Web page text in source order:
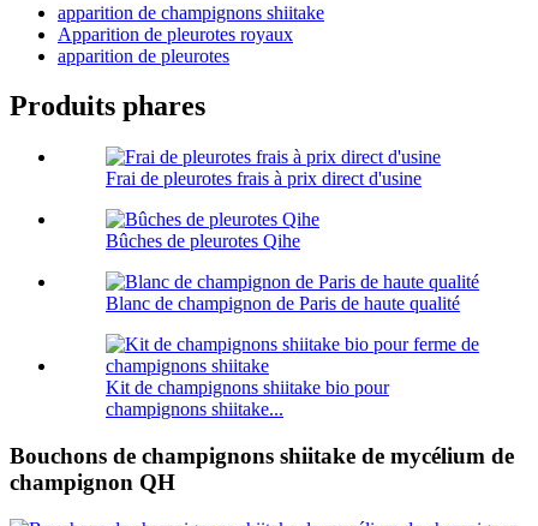
apparition de champignons shiitake
Apparition de pleurotes royaux
apparition de pleurotes
Produits phares
Frai de pleurotes frais à prix direct d'usine
Bûches de pleurotes Qihe
Blanc de champignon de Paris de haute qualité
Kit de champignons shiitake bio pour
champignons shiitake...
Bouchons de champignons shiitake de mycélium de
champignon QH